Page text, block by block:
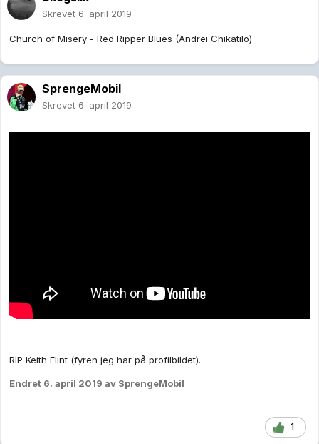
Skrevet 6. april 2019
Church of Misery - Red Ripper Blues (Andrei Chikatilo)
SprengeMobil
Skrevet 6. april 2019
RIP Keith Flint (fyren jeg har på profilbildet).
Endret 6. april 2019 av SprengeMobil
1